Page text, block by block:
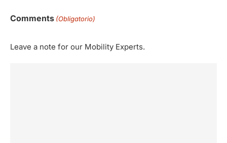
Comments (Obligatorio)
Leave a note for our Mobility Experts.